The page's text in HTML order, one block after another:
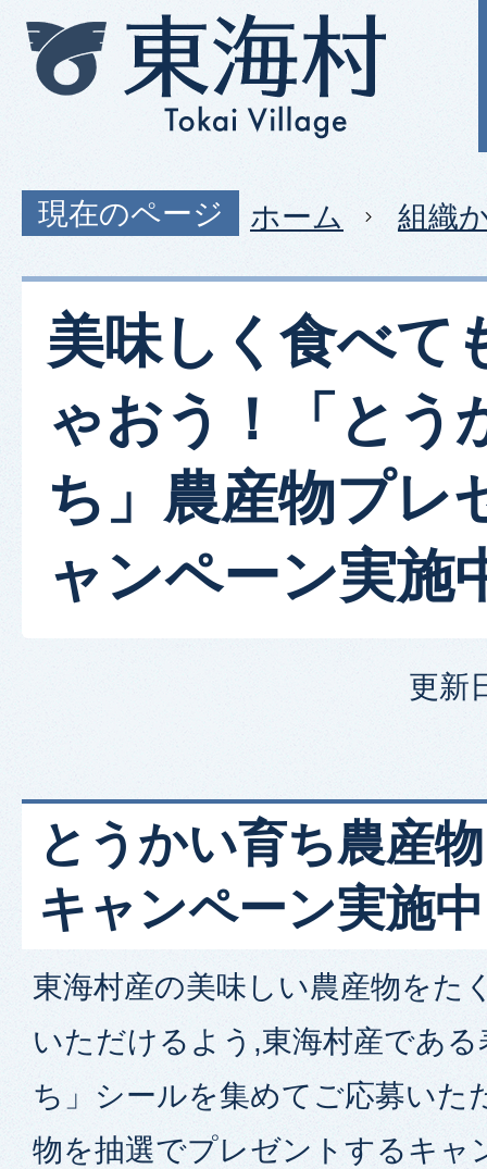
現在のページ ホーム 組織
美味しく食べて
ゃおう！「とう
ち」農産物プレ
ャンペーン実施
更新
とうかい育ち農産
キャンペーン実施
東海村産の美味しい農産物をた
いただけるよう,東海村産であ
ち」シールを集めてご応募いた
物を抽選でプレゼントするキャ